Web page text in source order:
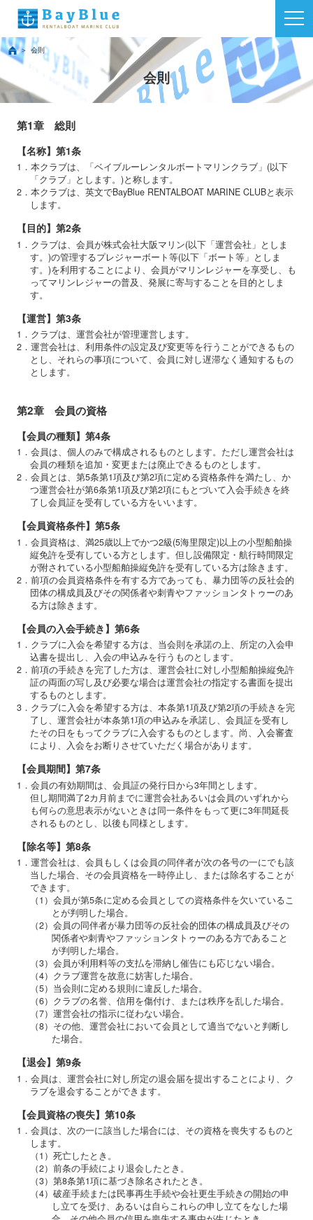
会則
会則
第1章 総則
【名称】第1条
1．本クラブは、「ベイブルーレンタルボートマリンクラブ」(以下
「クラブ」とします。)と称します。
2．本クラブは、英文でBayBlue RENTALBOAT MARINE CLUBと表示
します。
【目的】第2条
1．クラブは、会員が株式会社大阪マリン(以下「運営会社」としま
す。)の管理するプレジャーボート等(以下「ボート等」としま
す。)を利用することにより、会員がマリンレジャーを享受し、も
ってマリンレジャーの普及、発展に寄与することを目的としま
す。
【運営】第3条
1．クラブは、運営会社が管理運営します。
2．運営会社は、利用条件の設定及び変更等を行うことができるもの
とし、それらの事項について、会員に対し遅滞なく通知するもの
とします。
第2章 会員の資格
【会員の種類】第4条
1．会員は、個人のみで構成されるものとします。ただし運営会社は
会員の種類を追加・変更または廃止できるものとします。
2．会員とは、第5条第1項及び第2項に定める資格条件を満たし、か
つ運営会社が第6条第1項及び第2項にもとづいて入会手続きを終
了し会員証を受有している方をいいます。
【会員資格条件】第5条
1．会員資格は、満25歳以上でかつ2級(5海里限定)以上の小型船舶操
縦免許を受有している方とします。但し設備限定・航行時間限定
が附されている小型船舶操縦免許を受有している方は除きます。
2．前項の会員資格条件を有する方であっても、暴力団等の反社会的
団体の構成員及びその関係者や刺青やファッションタトゥーのあ
る方は除きます。
【会員の入会手続き】第6条
1．クラブに入会を希望する方は、当会則を承諾の上、所定の入会申
込書を提出し、入会の申込みを行うものとします。
2．前項の手続きを完了した方は、運営会社に対し小型船舶操縦免許
証の両面の写し及び必要な場合は運営会社の指定する書面を提出
するものとします。
3．クラブに入会を希望する方は、本条第1項及び第2項の手続きを完
了し、運営会社が本条第1項の申込みを承諾し、会員証を受有し
たその日をもってクラブに入会するものとします。尚、入会審査
により、入会をお断りさせていただく場合があります。
【会員期間】第7条
1．会員の有効期間は、会員証の発行日から3年間とします。
但し期間満了2カ月前までに運営会社あるいは会員のいずれから
も何らの意思表示がないときは同一条件をもって更に3年間延長
されるものとし、以後も同様とします。
【除名等】第8条
1．運営会社は、会員もしくは会員の同伴者が次の各号の一にでも該
当した場合、その会員資格を一時停止し、または除名することが
できます。
（1）会員が第5条に定める会員としての資格条件を欠いているこ
とが判明した場合。
（2）会員の同伴者が暴力団等の反社会的団体の構成員及びその
関係者や刺青やファッションタトゥーのある方であること
が判明した場合。
（3）会員が利用料等の支払を滞納し催告にも応じない場合。
（4）クラブ運営を故意に妨害した場合。
（5）当会則に定める規則に違反した場合。
（6）クラブの名誉、信用を傷付け、または秩序を乱した場合。
（7）運営会社の指示に従わない場合。
（8）その他、運営会社において会員として適当でないと判断し
た場合。
【退会】第9条
1．会員は、運営会社に対し所定の退会届を提出することにより、ク
ラブを退会することができます。
【会員資格の喪失】第10条
1．会員は、次の一に該当した場合には、その資格を喪失するものと
します。
（1）死亡したとき。
（2）前条の手続により退会したとき。
（3）第8条第1項に基づき除名されたとき。
（4）破産手続または民事再生手続や会社更生手続きの開始の申
し立てを受け、あるいは自らこれらの申し立てをなした場